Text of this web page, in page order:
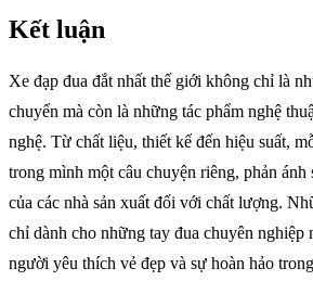
Kết luận
Xe đạp đua đắt nhất thế giới không chỉ là
chuyển mà còn là những tác phẩm nghệ
nghệ. Từ chất liệu, thiết kế đến hiệu suất,
trong mình một câu chuyện riêng, phản ánh
của các nhà sản xuất đối với chất lượng.
chỉ dành cho những tay đua chuyên nghiệp
người yêu thích vẻ đẹp và sự hoàn hảo